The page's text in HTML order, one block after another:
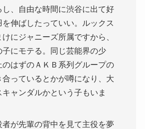
し、自由な時間に渋谷に出て好
を伸ばしたっていい。ルックス
にジャニーズ所属ですから、
子にモテる。同じ芸能界の少
のはずのＡＫＢ系列グループの
っているとかが噂になり、大
キャンダルかという子もいま
者が先輩の背中を見て主役を夢